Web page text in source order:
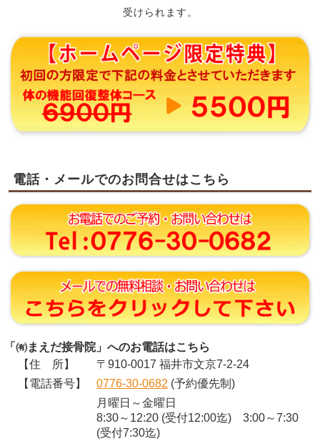
受けられます。
電話・メールでのお問合せはこちら
「㈲まえだ接骨院」へのお電話はこちら
【住 所】
〒910-0017 福井市文京7-2-24
【電話番号】
0776-30-0682 (予約優先制)
月曜日～金曜日
8:30～12:20 (受付12:00迄) 3:00～7:30
(受付7:30迄)